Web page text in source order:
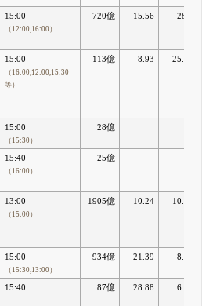
15:00
（12:00,16:00）
720億 15.56 28.7
15:00
（16:00,12:00,15:30
等）
113億 8.93 25.69
15:00
（15:30）
28億
15:40
（16:00）
25億
13:00
（15:00）
1905億 10.24 10.42
15:00
（15:30,13:00）
934億 21.39 8.84
15:40 87億 28.88 6.04